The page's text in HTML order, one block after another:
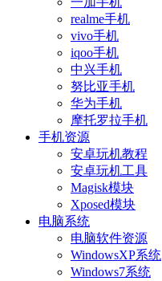
realme手机
vivo手机
iqoo手机
中兴手机
努比亚手机
华为手机
摩托罗拉手机
手机资源
安卓玩机教程
安卓玩机工具
Magisk模块
Xposed模块
电脑系统
电脑软件资源
WindowsXP系统
Windows7系统